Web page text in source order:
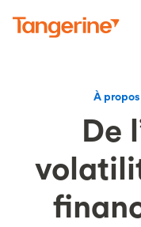
À propos
De